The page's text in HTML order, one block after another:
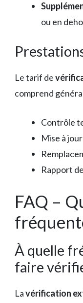
ou en
Le tarif de
comprend
Contrôle
Mise à
Rapport
FAQ –
À quelle
faire
Lavérification